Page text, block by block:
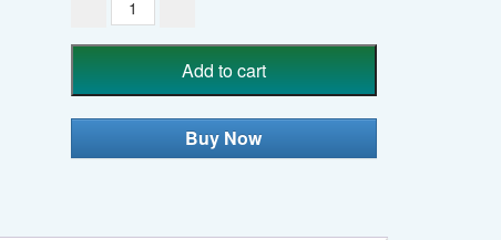
Liter
Bear
Battle
-
quantity
Add to cart
Buy Now